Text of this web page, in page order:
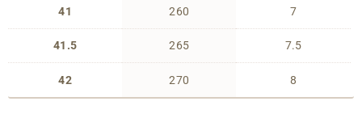
41
41.5
42
260
265
270
7
7.5
8